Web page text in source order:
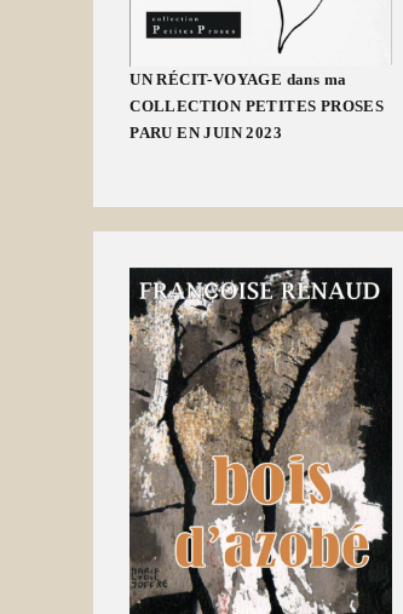
UN RÉCIT-VOYAGE dans ma
COLLECTION PETITES PROSES
PARU EN JUIN 2023